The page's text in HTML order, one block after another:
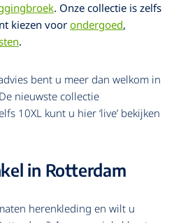
. Onze collectie is zelfs
kiezen voor ondergoed,
.
bent u meer dan welkom in
nieuwste collectie
10XL kunt u hier ‘live’ bekijken
in Rotterdam
herenkleding en wilt u